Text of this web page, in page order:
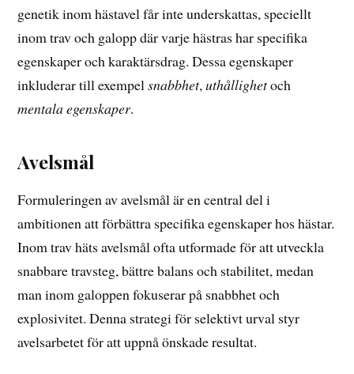
genetik inom hästavel får inte underskattas, speciellt
inom trav och galopp där varje hästras har specifika
egenskaper och karaktärsdrag. Dessa egenskaper
inkluderar till exempelsnabbhet,uthållighetoch
mentala egenskaper.
Avelsmål
Formuleringen av avelsmål är en central del i
ambitionen att förbättra specifika egenskaper hos hästar.
Inom trav häts avelsmål ofta utformade för att utveckla
snabbare travsteg, bättre balans och stabilitet, medan
man inom galoppen fokuserar på snabbhet och
explosivitet. Denna strategi för selektivt urval styr
avelsarbetet för att uppnå önskade resultat.